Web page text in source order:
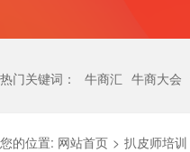
热门关键词： 牛商汇 牛商大会
您的位置: 网站首页 > 扒皮师培训